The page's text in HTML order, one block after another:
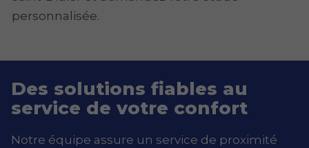
personnalisée.
Des solutions fiables au
service de votre confort
Notre équipe assure un service de proximité